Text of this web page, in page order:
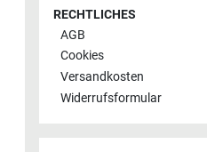
RECHTLICHES
AGB
Cookies
Versandkosten
Widerrufsformular